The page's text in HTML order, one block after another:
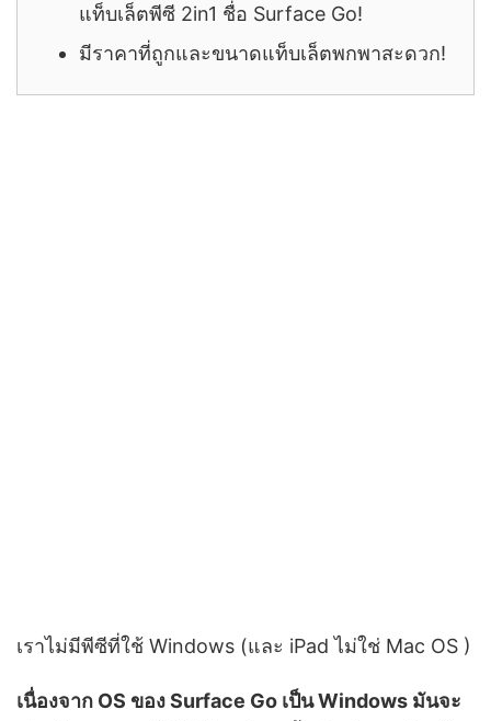
แท็บเล็ตพีซี 2in1 ชื่อ Surface Go!
มีราคาที่ถูกและขนาดแท็บเล็ตพกพาสะดวก!
เราไม่มีพีซีที่ใช้ Windows (และ iPad ไม่ใช่ Mac OS )
เนื่องจาก OS ของ Surface Go เป็น Windows มันจะ